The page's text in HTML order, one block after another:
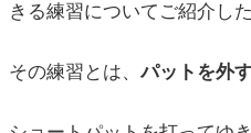
きる練習についてご紹介し
その練習とは、パットを外